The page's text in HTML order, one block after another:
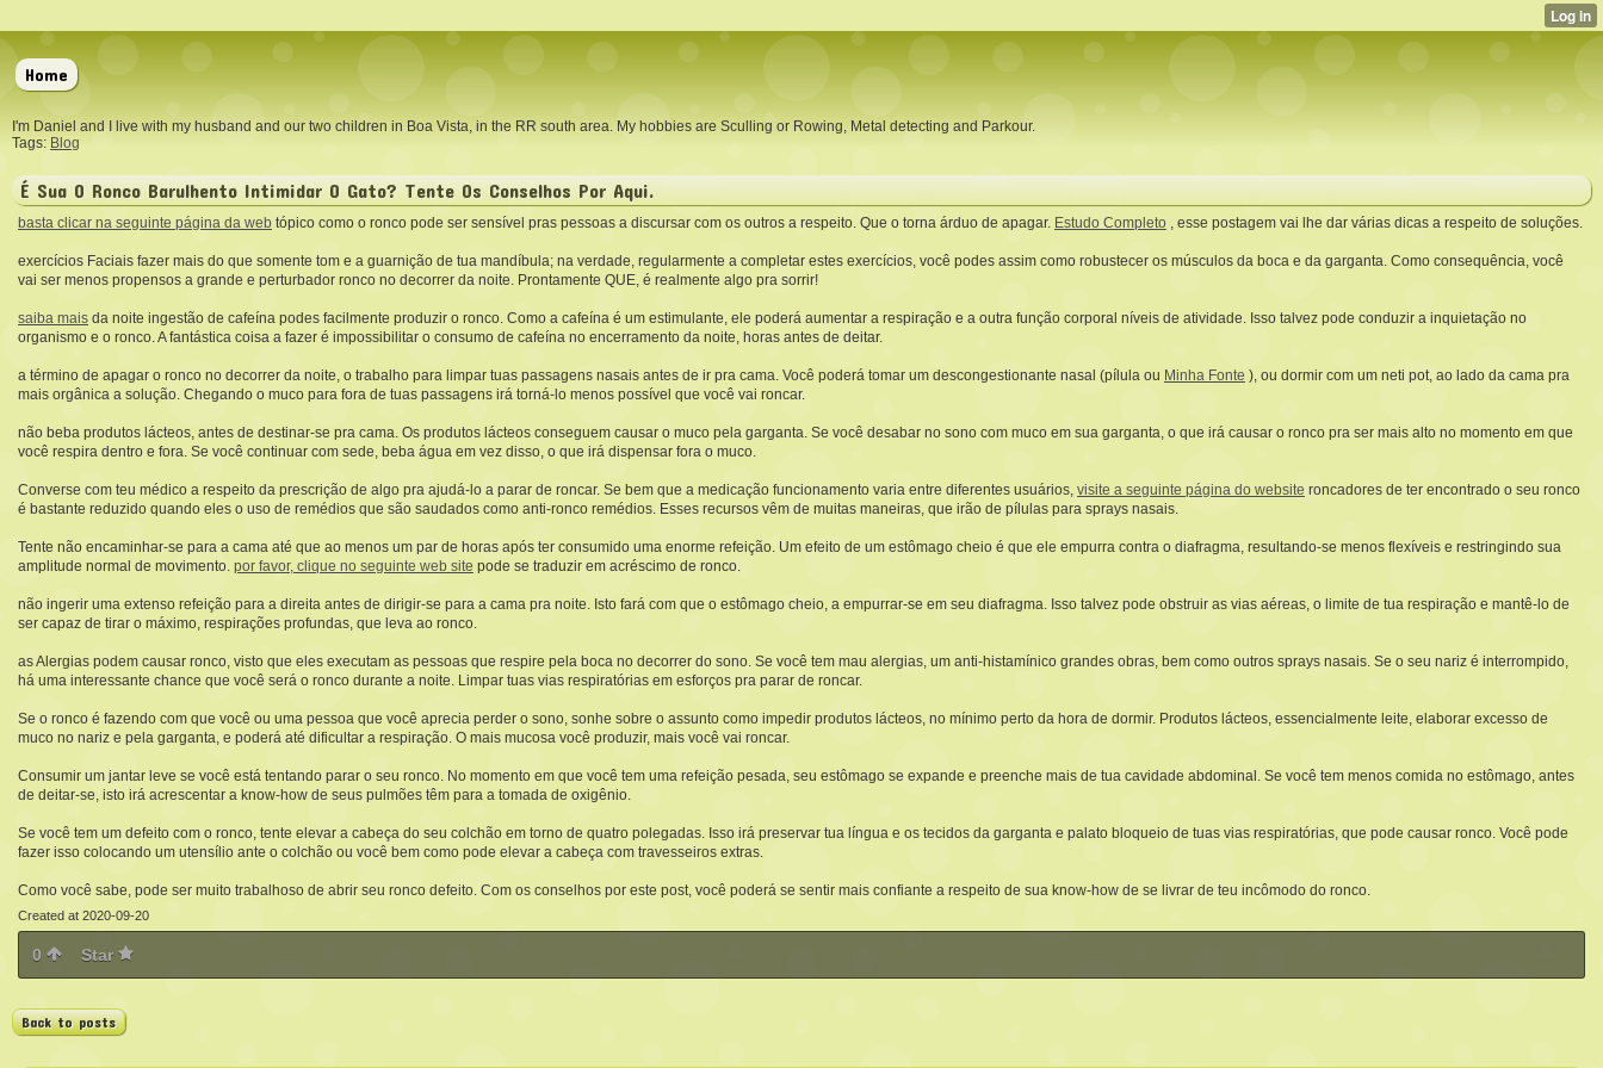
Home
I'm Daniel and I live with my husband and our two children in Boa Vista, in the RR south area. My hobbies are Sculling or Rowing, Metal detecting and Parkour.
Tags: Blog
É Sua O Ronco Barulhento Intimidar O Gato? Tente Os Conselhos Por Aqui.
basta clicar na seguinte página da web tópico como o ronco pode ser sensível pras pessoas a discursar com os outros a respeito. Que o torna árduo de apagar. Estudo Completo , esse postagem vai lhe dar várias dicas a respeito de soluções.
exercícios Faciais fazer mais do que somente tom e a guarnição de tua mandíbula; na verdade, regularmente a completar estes exercícios, você podes assim como robustecer os músculos da boca e da garganta. Como consequência, você
vai ser menos propensos a grande e perturbador ronco no decorrer da noite. Prontamente QUE, é realmente algo pra sorrir!
saiba mais da noite ingestão de cafeína podes facilmente produzir o ronco. Como a cafeína é um estimulante, ele poderá aumentar a respiração e a outra função corporal níveis de atividade. Isso talvez pode conduzir a inquietação no
organismo e o ronco. A fantástica coisa a fazer é impossibilitar o consumo de cafeína no encerramento da noite, horas antes de deitar.
a término de apagar o ronco no decorrer da noite, o trabalho para limpar tuas passagens nasais antes de ir pra cama. Você poderá tomar um descongestionante nasal (pílula ou Minha Fonte ), ou dormir com um neti pot, ao lado da cama pra
mais orgânica a solução. Chegando o muco para fora de tuas passagens irá torná-lo menos possível que você vai roncar.
não beba produtos lácteos, antes de destinar-se pra cama. Os produtos lácteos conseguem causar o muco pela garganta. Se você desabar no sono com muco em sua garganta, o que irá causar o ronco pra ser mais alto no momento em que
você respira dentro e fora. Se você continuar com sede, beba água em vez disso, o que irá dispensar fora o muco.
Converse com teu médico a respeito da prescrição de algo pra ajudá-lo a parar de roncar. Se bem que a medicação funcionamento varia entre diferentes usuários, visite a seguinte página do website roncadores de ter encontrado o seu ronco
é bastante reduzido quando eles o uso de remédios que são saudados como anti-ronco remédios. Esses recursos vêm de muitas maneiras, que irão de pílulas para sprays nasais.
Tente não encaminhar-se para a cama até que ao menos um par de horas após ter consumido uma enorme refeição. Um efeito de um estômago cheio é que ele empurra contra o diafragma, resultando-se menos flexíveis e restringindo sua
amplitude normal de movimento. por favor, clique no seguinte web site pode se traduzir em acréscimo de ronco.
não ingerir uma extenso refeição para a direita antes de dirigir-se para a cama pra noite. Isto fará com que o estômago cheio, a empurrar-se em seu diafragma. Isso talvez pode obstruir as vias aéreas, o limite de tua respiração e mantê-lo de
ser capaz de tirar o máximo, respirações profundas, que leva ao ronco.
as Alergias podem causar ronco, visto que eles executam as pessoas que respire pela boca no decorrer do sono. Se você tem mau alergias, um anti-histamínico grandes obras, bem como outros sprays nasais. Se o seu nariz é interrompido,
há uma interessante chance que você será o ronco durante a noite. Limpar tuas vias respiratórias em esforços pra parar de roncar.
Se o ronco é fazendo com que você ou uma pessoa que você aprecia perder o sono, sonhe sobre o assunto como impedir produtos lácteos, no mínimo perto da hora de dormir. Produtos lácteos, essencialmente leite, elaborar excesso de
muco no nariz e pela garganta, e poderá até dificultar a respiração. O mais mucosa você produzir, mais você vai roncar.
Consumir um jantar leve se você está tentando parar o seu ronco. No momento em que você tem uma refeição pesada, seu estômago se expande e preenche mais de tua cavidade abdominal. Se você tem menos comida no estômago, antes
de deitar-se, isto irá acrescentar a know-how de seus pulmões têm para a tomada de oxigênio.
Se você tem um defeito com o ronco, tente elevar a cabeça do seu colchão em torno de quatro polegadas. Isso irá preservar tua língua e os tecidos da garganta e palato bloqueio de tuas vias respiratórias, que pode causar ronco. Você pode
fazer isso colocando um utensílio ante o colchão ou você bem como pode elevar a cabeça com travesseiros extras.
Como você sabe, pode ser muito trabalhoso de abrir seu ronco defeito. Com os conselhos por este post, você poderá se sentir mais confiante a respeito de sua know-how de se livrar de teu incômodo do ronco.
Created at 2020-09-20
0 Star
Back to posts